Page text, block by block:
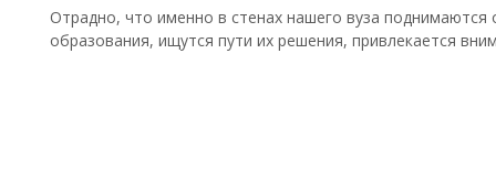
Отрадно, что именно в стенах нашего вуза
образования, ищутся пути их решения, привлекается